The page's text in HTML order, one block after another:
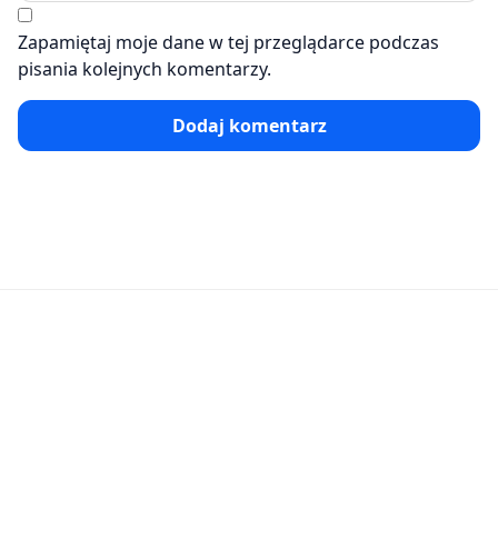
Zapamiętaj moje dane w tej przeglądarce podczas
pisania kolejnych komentarzy.
Dodaj komentarz